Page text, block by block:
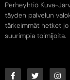
Perheyhtiö Kuva-
täyden palvelun
tärkeimmät hetket jo
suurimpia toimijoita.